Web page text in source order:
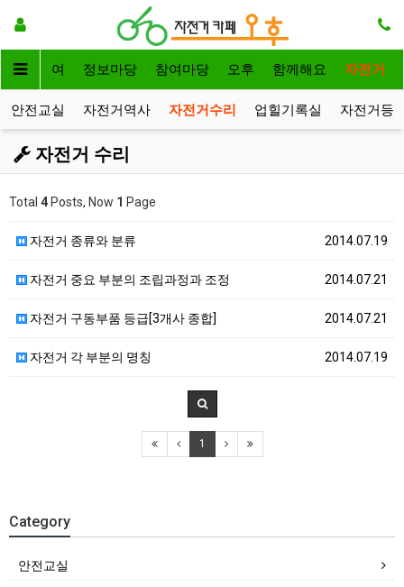
전거대여 정보마당 참여마당 오후 함께해요 자전거
안전교실 자전거역사 자전거수리 업힐기록실 자전거등
자전거 수리
Total 4 Posts, Now 1 Page
2014.07.19
자전거 종류와 분류
2014.07.21
자전거 중요 부분의 조립과정과 조정
2014.07.21
자전거 구동부품 등급[3개사 종합]
2014.07.19
자전거 각 부분의 명칭
1
Category
안전교실